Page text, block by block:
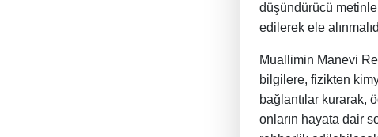
düşündürücü
edilerek ele
Muallimin Manevi
bilgilere, fizikten
bağlantılar kurarak,
onların hayata dair